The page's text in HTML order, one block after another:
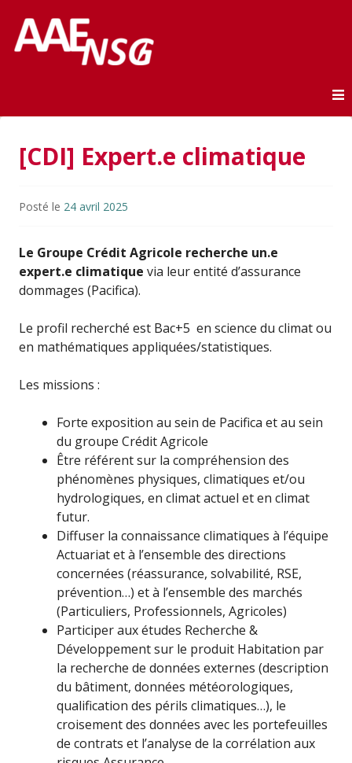
AAE-ENSG
[CDI] Expert.e climatique
Posté le 24 avril 2025
Le Groupe Crédit Agricole recherche un.e
expert.e climatique via leur entité d’assurance
dommages (Pacifica).
Le profil recherché est Bac+5 en science du climat ou
en mathématiques appliquées/statistiques.
Les missions :
Forte exposition au sein de Pacifica et au sein
du groupe Crédit Agricole
Être référent sur la compréhension des
phénomènes physiques, climatiques et/ou
hydrologiques, en climat actuel et en climat
futur.
Diffuser la connaissance climatiques à l’équipe
Actuariat et à l’ensemble des directions
concernées (réassurance, solvabilité, RSE,
prévention…) et à l’ensemble des marchés
(Particuliers, Professionnels, Agricoles)
Participer aux études Recherche &
Développement sur le produit Habitation par
la recherche de données externes (description
du bâtiment, données météorologiques,
qualification des périls climatiques…), le
croisement des données avec les portefeuilles
de contrats et l’analyse de la corrélation aux